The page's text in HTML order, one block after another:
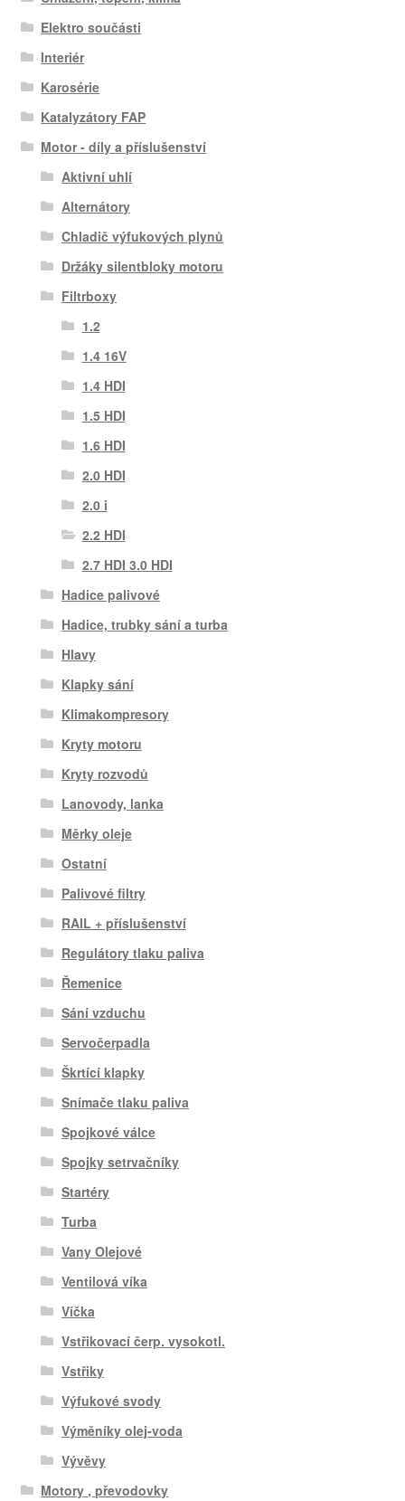
Elektro součásti
Interiér
Karosérie
Katalyzátory FAP
Motor - díly a příslušenství
Aktivní uhlí
Alternátory
Chladič výfukových plynů
Držáky silentbloky motoru
Filtrboxy
1.2
1.4 16V
1.4 HDI
1.5 HDI
1.6 HDI
2.0 HDI
2.0 i
2.2 HDI
2.7 HDI 3.0 HDI
Hadice palivové
Hadice, trubky sání a turba
Hlavy
Klapky sání
Klimakompresory
Kryty motoru
Kryty rozvodů
Lanovody, lanka
Měrky oleje
Ostatní
Palivové filtry
RAIL + příslušenství
Regulátory tlaku paliva
Řemenice
Sání vzduchu
Servočerpadla
Škrtící klapky
Snímače tlaku paliva
Spojkové válce
Spojky setrvačníky
Startéry
Turba
Vany Olejové
Ventilová víka
Víčka
Vstřikovací čerp. vysokotl.
Vstřiky
Výfukové svody
Výměníky olej-voda
Vývěvy
Motory , převodovky